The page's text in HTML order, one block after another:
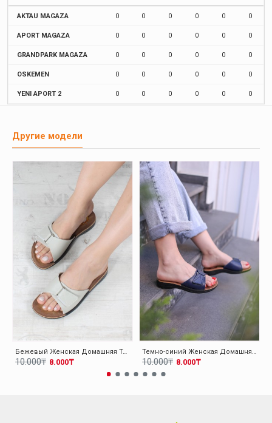
AKTAU MAGAZA 0 0 0 0 0 0
APORT MAGAZA 0 0 0 0 0 0
GRANDPARK MAGAZA 0 0 0 0 0 0
OSKEMEN 0 0 0 0 0 0
YENI APORT 2 0 0 0 0 0 0
Другие модели
Бежевый Женская Домашняя Тапочки-Шлепанцы 001ZAELISPOLY
8.000₸
10.000₸
Темно-синий Женская Домашняя Тапочки-Шлепанцы 001ZAELISPOLY
8.000₸
10.000₸